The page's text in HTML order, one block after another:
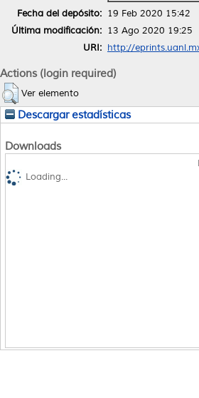
Fecha del depósito: 19 Feb 2020 15:42
Última modificación: 13 Ago 2020 19:25
URI: http://
Actions (login required)
Ver elemento
Descargar estadísticas
Downloads
Loading...